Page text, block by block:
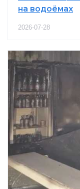
на водоёмах
2026-07-28